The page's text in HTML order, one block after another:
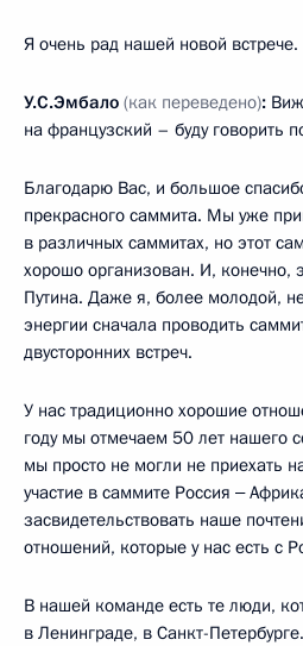
Я очень рад нашей новой встрече.
У.С.Эмбало (как переведено):
на французский – буду говорить
Благодарю Вас, и большое
прекрасного саммита. Мы уже
в различных саммитах, но этот
хорошо организован. И, конечно,
Путина. Даже я, более молодой,
энергии сначала проводить
двусторонних встреч.
У нас традиционно хорошие
году мы отмечаем 50 лет нашего
мы просто не могли не приехать
участие в саммите Россия ‒
засвидетельствовать наше
отношений, которые у нас есть с
В нашей команде есть те люди,
в Ленинграде, в Санкт-